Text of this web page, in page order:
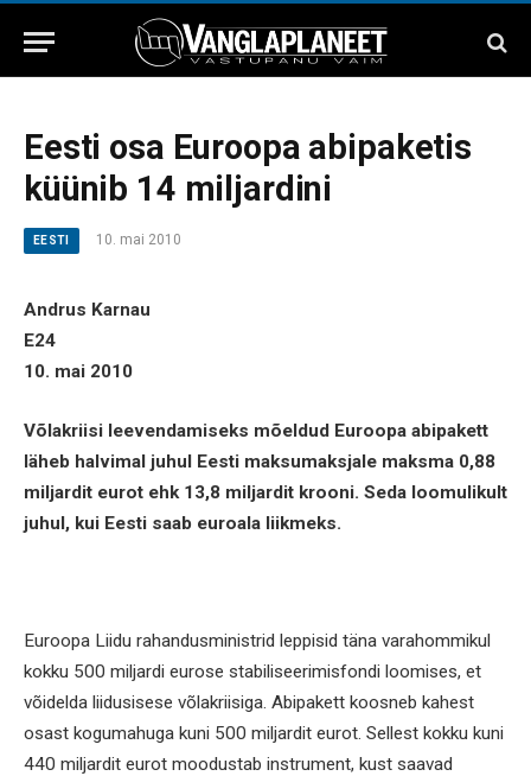
Eesti osa Euroopa abipaketis
küünib 14 miljardini
EESTI 10. mai 2010
Andrus Karnau
E24
10. mai 2010
Võlakriisi leevendamiseks mõeldud Euroopa abipakett
läheb halvimal juhul Eesti maksumaksjale maksma 0,88
miljardit eurot ehk 13,8 miljardit krooni. Seda loomulikult
juhul, kui Eesti saab euroala liikmeks.
Euroopa Liidu rahandusministrid leppisid täna varahommikul
kokku 500 miljardi eurose stabiliseerimisfondi loomises, et
võidelda liidusisese võlakriisiga. Abipakett koosneb kahest
osast kogumahuga kuni 500 miljardit eurot. Sellest kokku kuni
440 miljardit eurot moodustab instrument, kust saavad